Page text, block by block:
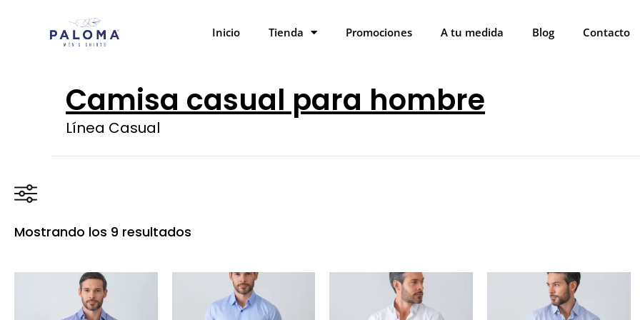
contenido
Inicio Tienda Promociones A tu medida Blog Contacto
Camisa casual para hombre
Línea Casual
En oferta
Mostrando los 9 resultados